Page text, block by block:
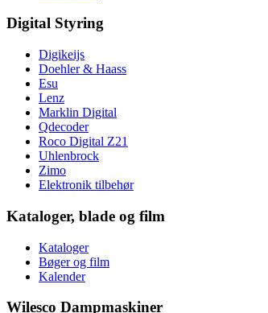
Digital Styring
Digikeijs
Doehler & Haass
Esu
Lenz
Marklin Digital
Qdecoder
Roco Digital Z21
Uhlenbrock
Zimo
Elektronik tilbehør
Kataloger, blade og film
Kataloger
Bøger og film
Kalender
Wilesco Dampmaskiner